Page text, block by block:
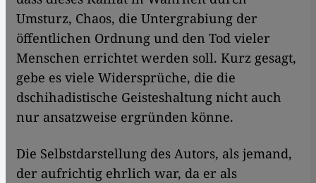
Umsturz, Chaos, die Untergrabiung der
öffentlichen Ordnung und den Tod vieler
Menschen errichtet werden soll. Kurz gesagt,
gebe es viele Widersprüche, die die
dschihadistische Geisteshaltung nicht auch
nur ansatzweise ergründen könne.
Die Selbstdarstellung des Autors, als jemand,
der aufrichtig ehrlich war, da er als